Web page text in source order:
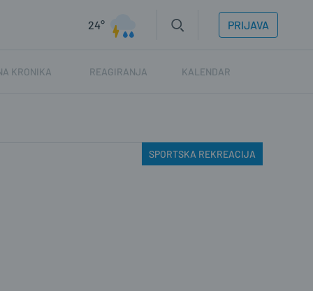
24° PRIJAVA
KRONIKA REAGIRANJA KALENDAR
SPORTSKA REKREACIJA